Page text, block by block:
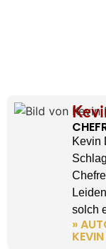
Kevin
solch
»